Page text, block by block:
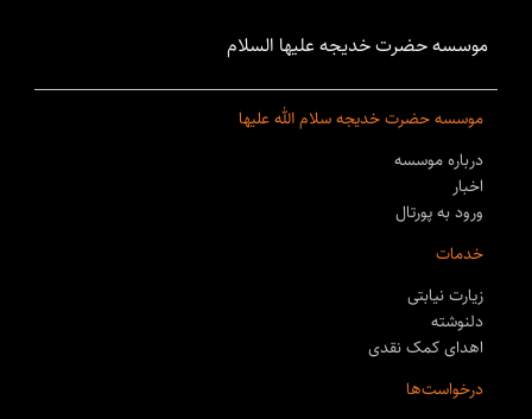
موسسه حضرت خدیجه علیها السلام
موسسه حضرت خدیجه سلام الله علیها
درباره موسسه
اخبار
ورود به پورتال
خدمات
زیارت نیابتی
دلنوشته
اهدای کمک نقدی
درخواست‌ها